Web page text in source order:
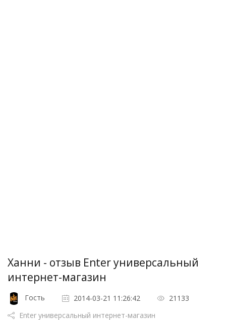
Ханни - отзыв Enter универсальный
интернет-магазин
Гость 2014-03-21 11:26:42
21133
Enter универсальный интернет-магазин